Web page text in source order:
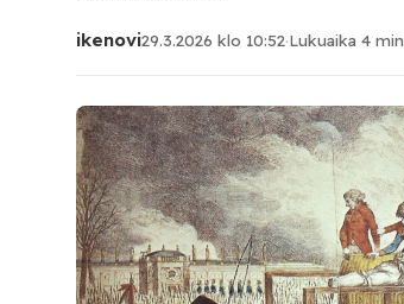
ikenovi29.3.2026 klo 10:52·Lukuaika 4 min